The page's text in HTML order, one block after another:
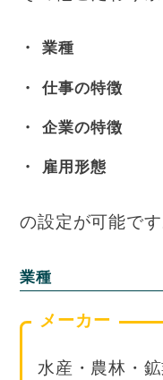
業種
仕事の特徴
企業の特徴
雇用形態
の設定が可能です
業種
メーカー
水産・農林・